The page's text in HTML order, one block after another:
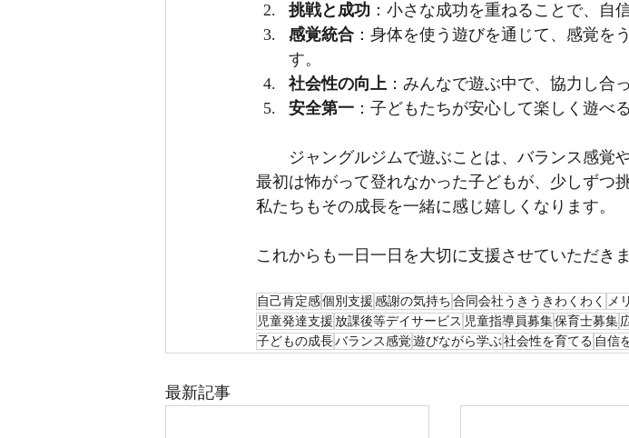
挑戦と成功 ：小さな成功を重ねることで、自
感覚統合 ：身体を使う遊びを通じて、感覚を
す。
社会性の向上 ：みんなで遊ぶ中で、協力し合
安全第一 ：子どもたちが安心して楽しく遊べ
ジャングルジムで遊ぶことは、バランス感覚
最初は怖がって登れなかった子どもが、少しずつ
私たちもその成長を一緒に感じ嬉しくなります。
これからも一日一日を大切に支援させていただき
自己肯定感個別支援 感謝の気持ち 合同会社うきうきわくわく メ
児童発達支援 放課後等デイサービス 児童指導員募集保育士募集
子どもの成長バランス感覚 遊びながら学ぶ社会性を育てる 自信
最新記事